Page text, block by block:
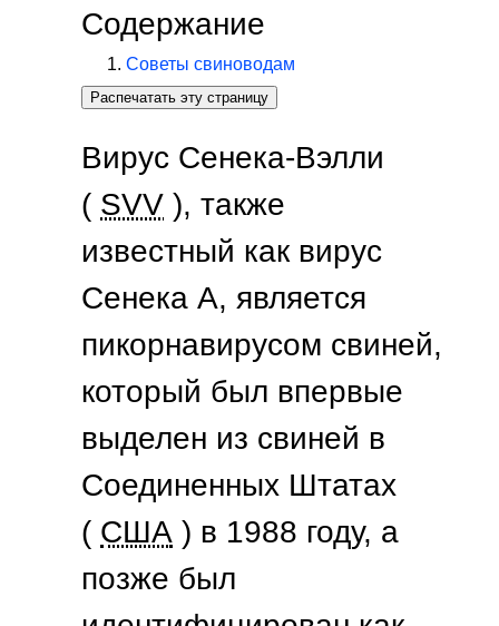
Содержание
Советы свиноводам
Распечатать эту страницу
Вирус Сенека-Вэлли
( SVV ), также
известный как вирус
Сенека А, является
пикорнавирусом свиней,
который был впервые
выделен из свиней в
Соединенных Штатах
( США ) в 1988 году, а
позже был